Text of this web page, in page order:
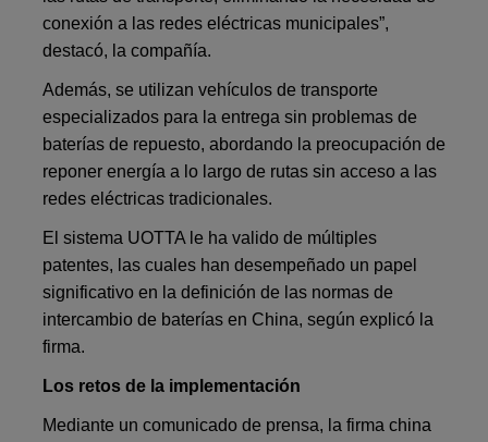
conexión a las redes eléctricas municipales”,
destacó, la compañía.
Además, se utilizan vehículos de transporte
especializados para la entrega sin problemas de
baterías de repuesto, abordando la preocupación de
reponer energía a lo largo de rutas sin acceso a las
redes eléctricas tradicionales.
El sistema UOTTA le ha valido de múltiples
patentes, las cuales han desempeñado un papel
significativo en la definición de las normas de
intercambio de baterías en China, según explicó la
firma.
Los retos de la implementación
Mediante un comunicado de prensa, la firma china